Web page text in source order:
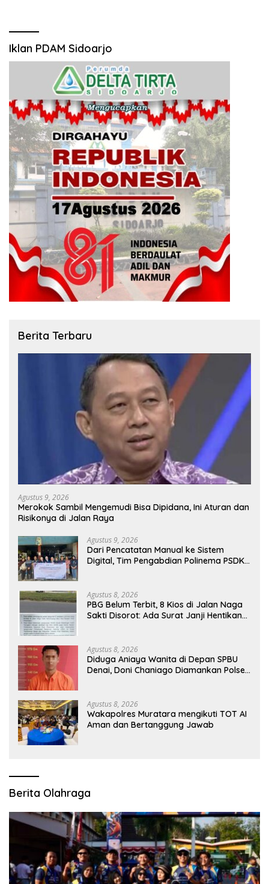
Iklan PDAM Sidoarjo
Berita Terbaru
Agustus 9, 2026
Merokok Sambil Mengemudi Bisa Dipidana, Ini Aturan dan
Risikonya di Jalan Raya
Agustus 9, 2026
Dari Pencatatan Manual ke Sistem
Digital, Tim Pengabdian Polinema PSDKU
Agustus 8, 2026
PBG Belum Terbit, 8 Kios di Jalan Naga
Sakti Disorot: Ada Surat Janji Hentikan
Agustus 8, 2026
Diduga Aniaya Wanita di Depan SPBU
Denai, Doni Chaniago Diamankan Polsek
Agustus 8, 2026
Wakapolres Muratara mengikuti TOT AI
Aman dan Bertanggung Jawab
Berita Olahraga